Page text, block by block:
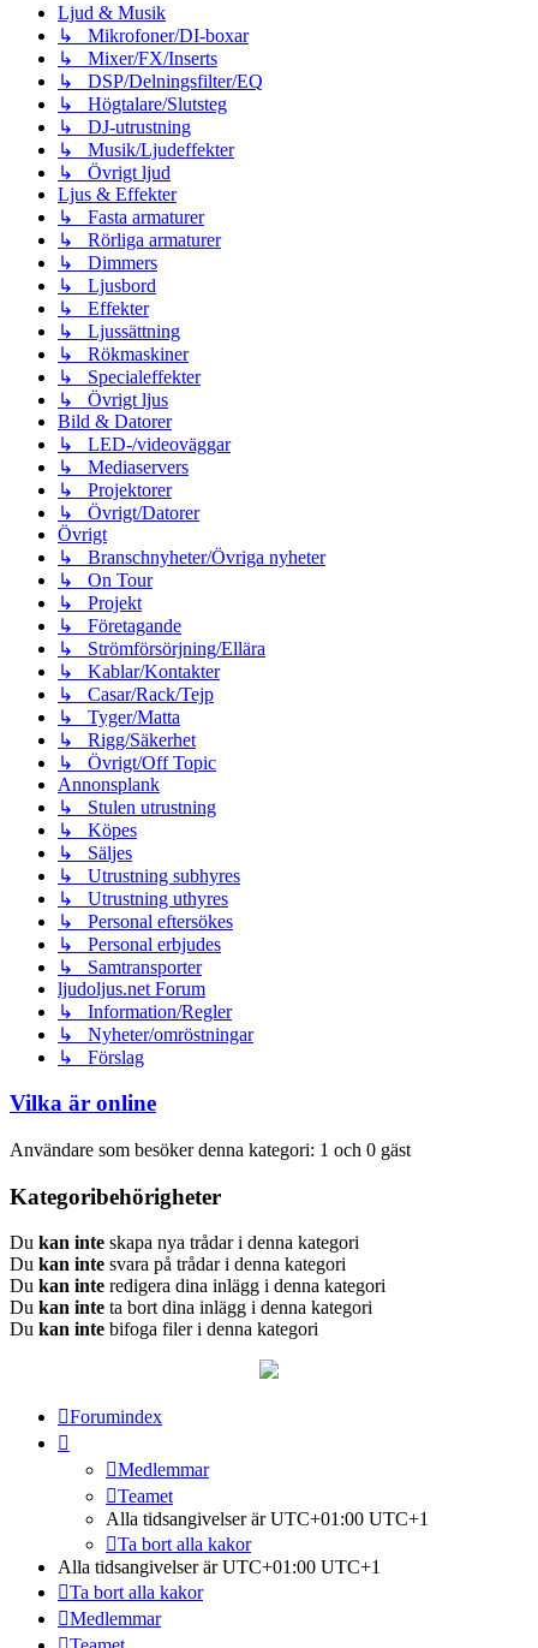
Ljud & Musik
↳ Mikrofoner/DI-boxar
↳ Mixer/FX/Inserts
↳ DSP/Delningsfilter/EQ
↳ Högtalare/Slutsteg
↳ DJ-utrustning
↳ Musik/Ljudeffekter
↳ Övrigt ljud
Ljus & Effekter
↳ Fasta armaturer
↳ Rörliga armaturer
↳ Dimmers
↳ Ljusbord
↳ Effekter
↳ Ljussättning
↳ Rökmaskiner
↳ Specialeffekter
↳ Övrigt ljus
Bild & Datorer
↳ LED-/videoväggar
↳ Mediaservers
↳ Projektorer
↳ Övrigt/Datorer
Övrigt
↳ Branschnyheter/Övriga nyheter
↳ On Tour
↳ Projekt
↳ Företagande
↳ Strömförsörjning/Ellära
↳ Kablar/Kontakter
↳ Casar/Rack/Tejp
↳ Tyger/Matta
↳ Rigg/Säkerhet
↳ Övrigt/Off Topic
Annonsplank
↳ Stulen utrustning
↳ Köpes
↳ Säljes
↳ Utrustning subhyres
↳ Utrustning uthyres
↳ Personal eftersökes
↳ Personal erbjudes
↳ Samtransporter
ljudoljus.net Forum
↳ Information/Regler
↳ Nyheter/omröstningar
↳ Förslag
Vilka är online
Användare som besöker denna kategori: 1 och 0 gäst
Kategoribehörigheter
Du kan inte skapa nya trådar i denna kategori
Du kan inte svara på trådar i denna kategori
Du kan inte redigera dina inlägg i denna kategori
Du kan inte ta bort dina inlägg i denna kategori
Du kan inte bifoga filer i denna kategori
Forumindex
Medlemmar
Teamet
Alla tidsangivelser är UTC+01:00 UTC+1
Ta bort alla kakor
Alla tidsangivelser är UTC+01:00 UTC+1
Ta bort alla kakor
Medlemmar